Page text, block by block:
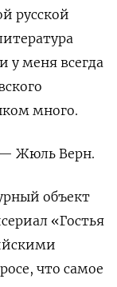
русской
у меня всегда
много.
Жюль Верн.
объект
«Гостья
что самое